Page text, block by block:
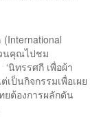
วนคุณไปชม
นิทรรศกี เพื่อผ้า
ป็นกิจกรรมเพื่อเผย
ยต้องการผลักดัน